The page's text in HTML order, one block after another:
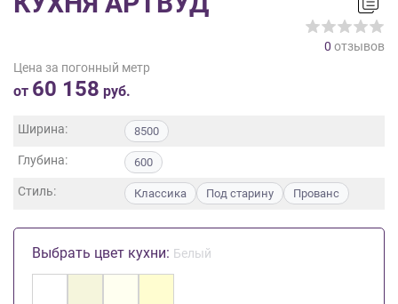
0 отзывов
Цена за погонный метр
от 60 158 руб.
Ширина: 8500
Глубина: 600
Стиль: Классика Под старину Прованс
Выбрать цвет кухни: Белый
данных ,
Согласие
обработку
данных
порядке